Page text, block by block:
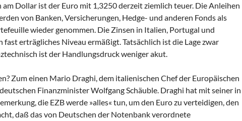
am Dollar ist der Euro mit 1,3250 derzeit ziemlich teuer. Die Anleihen
von Banken, Versicherungen, Hedge- und anderen Fonds als
wieder genommen. Die Zinsen in Italien, Portugal und
fast erträgliches Niveau ermäßigt. Tatsächlich ist die Lage zwar
ist der Handlungsdruck weniger akut.
Zum einen Mario Draghi, dem italienischen Chef der Europäischen
Finanzminister Wolfgang Schäuble. Draghi hat mit seiner in
die EZB werde »alles« tun, um den Euro zu verteidigen, den
daß das von Deutschen der Notenbank verordnete